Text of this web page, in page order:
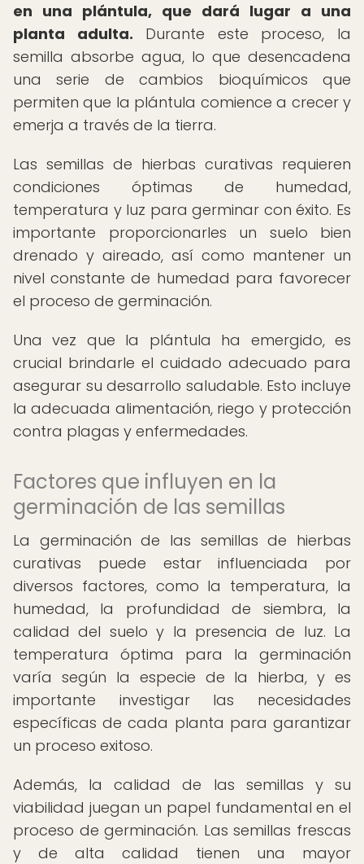
en una plántula, que dará lugar a una
planta adulta. Durante este proceso, la
semilla absorbe agua, lo que desencadena
una serie de cambios bioquímicos que
permiten que la plántula comience a crecer y
emerja a través de la tierra.
Las semillas de hierbas curativas requieren
condiciones óptimas de humedad,
temperatura y luz para germinar con éxito. Es
importante proporcionarles un suelo bien
drenado y aireado, así como mantener un
nivel constante de humedad para favorecer
el proceso de germinación.
Una vez que la plántula ha emergido, es
crucial brindarle el cuidado adecuado para
asegurar su desarrollo saludable. Esto incluye
la adecuada alimentación, riego y protección
contra plagas y enfermedades.
Factores que influyen en la
germinación de las semillas
La germinación de las semillas de hierbas
curativas puede estar influenciada por
diversos factores, como la temperatura, la
humedad, la profundidad de siembra, la
calidad del suelo y la presencia de luz. La
temperatura óptima para la germinación
varía según la especie de la hierba, y es
importante investigar las necesidades
específicas de cada planta para garantizar
un proceso exitoso.
Además, la calidad de las semillas y su
viabilidad juegan un papel fundamental en el
proceso de germinación. Las semillas frescas
y de alta calidad tienen una mayor